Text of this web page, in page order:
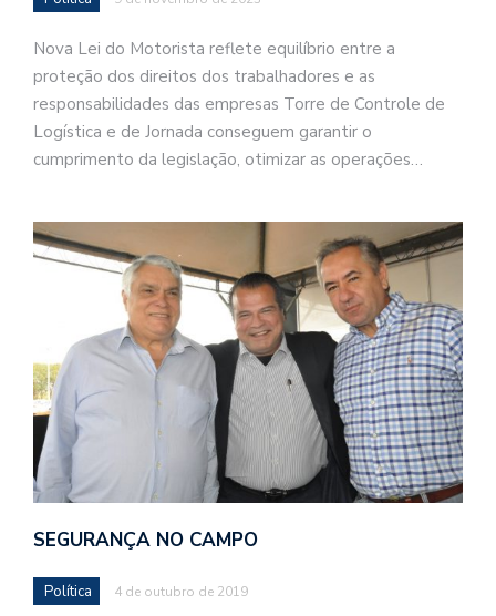
Nova Lei do Motorista reflete equilíbrio entre a
proteção dos direitos dos trabalhadores e as
responsabilidades das empresas Torre de Controle de
Logística e de Jornada conseguem garantir o
cumprimento da legislação, otimizar as operações…
SEGURANÇA NO CAMPO
Política 4 de outubro de 2019